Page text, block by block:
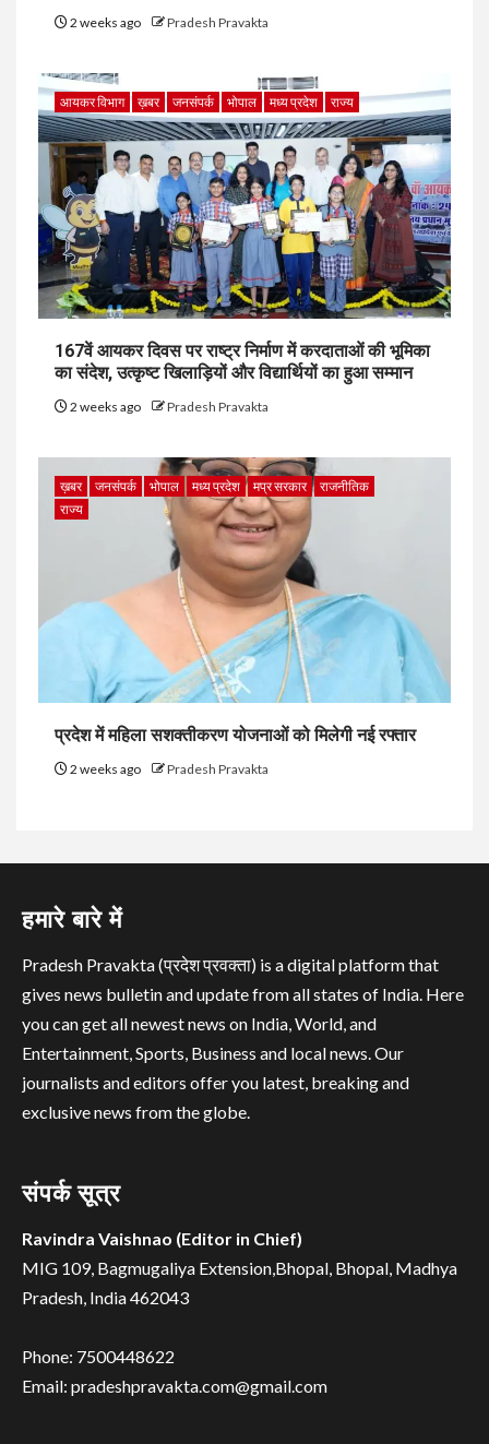
2 weeks ago Pradesh Pravakta
आयकर विभाग ख़बर जनसंपर्क भोपाल मध्य प्रदेश राज्य
167वें आयकर दिवस पर राष्ट्र निर्माण में करदाताओं की भूमिका
का संदेश, उत्कृष्ट खिलाड़ियों और विद्यार्थियों का हुआ सम्मान
2 weeks ago Pradesh Pravakta
ख़बर जनसंपर्क भोपाल मध्य प्रदेश मप्र सरकार
राजनीतिक
राज्य
प्रदेश में महिला सशक्तीकरण योजनाओं को मिलेगी नई रफ्तार
2 weeks ago Pradesh Pravakta
हमारे बारे में
Pradesh Pravakta (प्रदेश प्रवक्ता) is a digital platform that
gives news bulletin and update from all states of India. Here
you can get all newest news on India, World, and
Entertainment, Sports, Business and local news. Our
journalists and editors offer you latest, breaking and
exclusive news from the globe.
संपर्क सूत्र
Ravindra Vaishnao (Editor in Chief)
MIG 109, Bagmugaliya Extension,Bhopal, Bhopal, Madhya
Pradesh, India 462043
Phone: 7500448622
Email: pradeshpravakta.com@gmail.com